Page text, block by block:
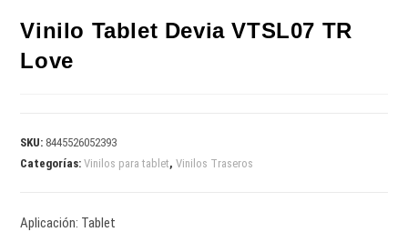
Vinilo Tablet Devia VTSL07 TR
Love
SKU: 8445526052393
Categorías:Vinilos para tablet,Vinilos Traseros
Aplicación: Tablet